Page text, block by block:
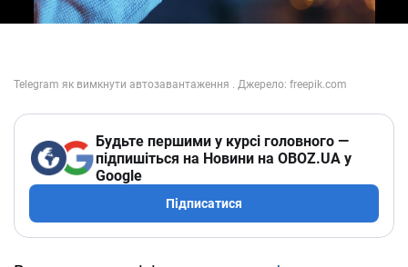
Будьте першими у курсі головного —
підпишіться на Новини на OBOZ.UA у
Google
Підписатися